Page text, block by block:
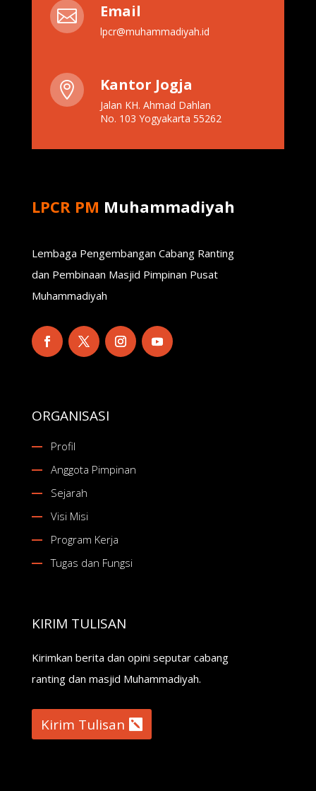
 Email
lpcr@muhammadiyah.id
 Kantor Jogja
Jalan KH. Ahmad Dahlan
No. 103 Yogyakarta 55262
LPCR PM Muhammadiyah
Lembaga Pengembangan Cabang Ranting
dan Pembinaan Masjid Pimpinan Pusat
Muhammadiyah
ORGANISASI
Profil
Anggota Pimpinan
Sejarah
Visi Misi
Program Kerja
Tugas dan Fungsi
KIRIM TULISAN
Kirimkan berita dan opini seputar cabang
ranting dan masjid Muhammadiyah.
Kirim Tulisan